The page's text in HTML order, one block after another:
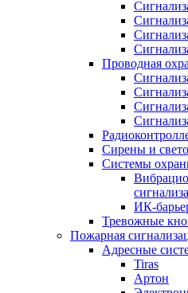
Проводная
Сирены и
Системы
ИК-
Тревожные
Пожарная
Адресные
Tiras
Артон